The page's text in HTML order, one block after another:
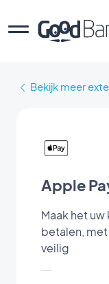
Bekijk meer
Apple
Maak het
betalen,
veilig